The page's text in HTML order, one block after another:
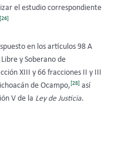
el estudio correspondiente
[26]
en los artículos 98 A
y Soberano de
XIII y 66 fracciones II y III
de Ocampo,[28] así
V de la Ley de Justicia.